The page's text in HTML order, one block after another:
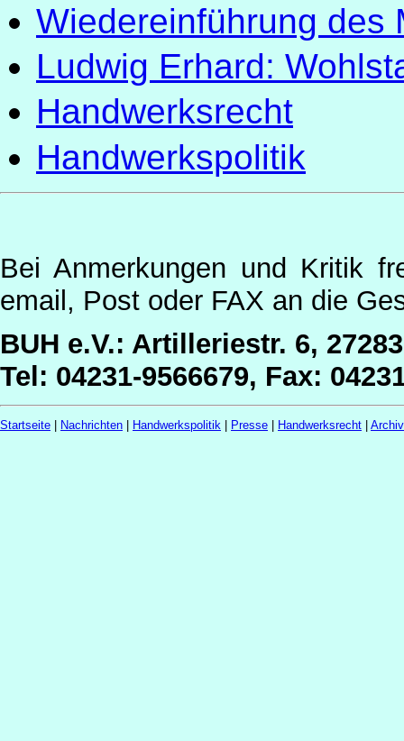
Wiedereinführung des
Ludwig Erhard:
Handwerksrecht
Handwerkspolitik
Bei Anmerkungen und Kritik
email, Post oder FAX an die
BUH e.V.: Artilleriestr. 6,
Tel: 04231-9566679, Fax:
Startseite Nachrichten Handwerkspolitik Presse Handwerksrecht